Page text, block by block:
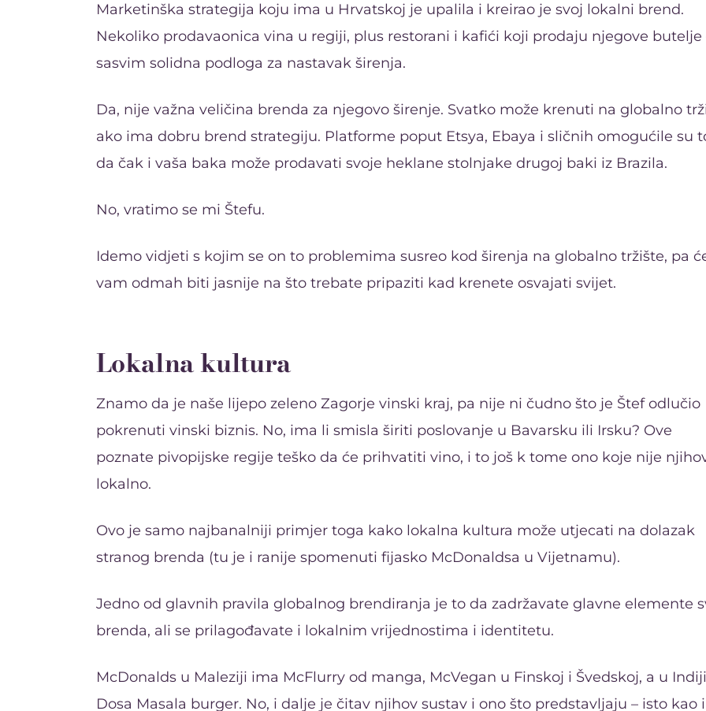
Marketinška strategija koju ima u Hrvatskoj je upalila i kreirao je svoj lokalni brend.
Nekoliko prodavaonica vina u regiji, plus restorani i kafići koji prodaju njegove butelje
sasvim solidna podloga za nastavak širenja.
Da, nije važna veličina brenda za njegovo širenje. Svatko može krenuti na globalno
ako ima dobru brend strategiju. Platforme poput Etsya, Ebaya i sličnih omogućile su
da čak i vaša baka može prodavati svoje heklane stolnjake drugoj baki iz Brazila.
No, vratimo se mi Štefu.
Idemo vidjeti s kojim se on to problemima susreo kod širenja na globalno tržište, pa
vam odmah biti jasnije na što trebate pripaziti kad krenete osvajati svijet.
Lokalna kultura
Znamo da je naše lijepo zeleno Zagorje vinski kraj, pa nije ni čudno što je Štef odlučio
pokrenuti vinski biznis. No, ima li smisla širiti poslovanje u Bavarsku ili Irsku? Ove
poznate pivopijske regije teško da će prihvatiti vino, i to još k tome ono koje nije
lokalno.
Ovo je samo najbanalniji primjer toga kako lokalna kultura može utjecati na dolazak
stranog brenda (tu je i ranije spomenuti fijasko McDonaldsa u Vijetnamu).
Jedno od glavnih pravila globalnog brendiranja je to da zadržavate glavne elemente
brenda, ali se prilagođavate i lokalnim vrijednostima i identitetu.
McDonalds u Maleziji ima McFlurry od manga, McVegan u Finskoj i Švedskoj, a u Indiji
Dosa Masala burger. No, i dalje je čitav njihov sustav i ono što predstavljaju – isto kao i